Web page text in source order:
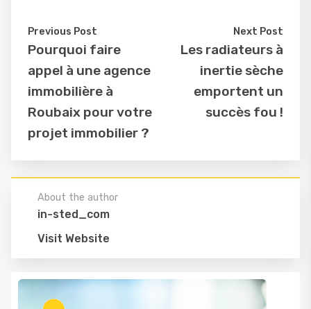
Previous Post
Pourquoi faire
appel à une agence
immobilière à
Roubaix pour votre
projet immobilier ?
Next Post
Les radiateurs à
inertie sèche
emportent un
succès fou !
About the author
in-sted_com
Visit Website